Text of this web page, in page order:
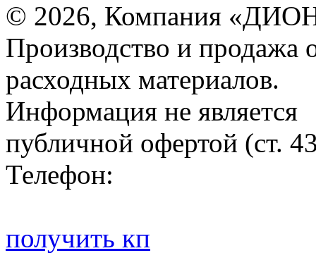
© 2026, Компания
Производство и продажа
расходных материалов.
Информация не является
публичной офертой (ст.
Телефон:
получить кп